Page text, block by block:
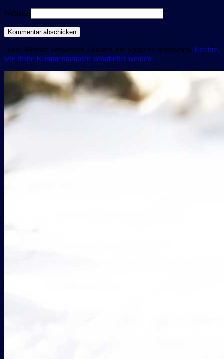
Website
Diese Website verwendet Akismet, um Spam zu reduzieren. Erfahre,
wie deine Kommentardaten verarbeitet werden.